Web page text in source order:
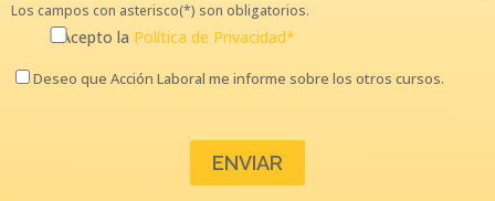
Los campos con asterisco(*) son obligatorios.
Acepto la Política de Privacidad*
Deseo que Acción Laboral me informe sobre los otros cursos.